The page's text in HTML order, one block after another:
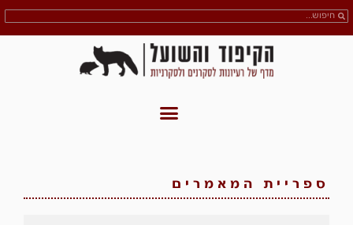
ספריית המאמרים